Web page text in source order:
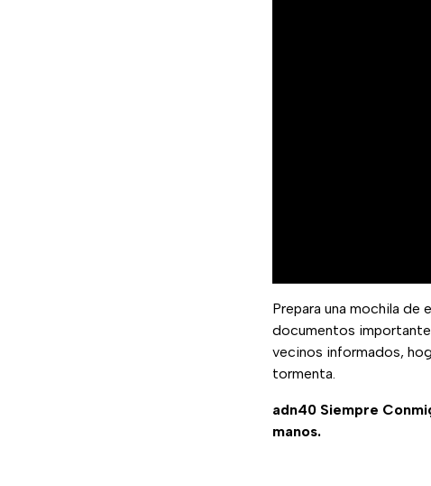
Prepara una mochila
documentos
vecinos informados,
tormenta.
adn40 Siempre
manos.